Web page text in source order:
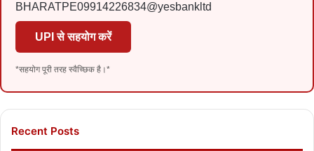
BHARATPE09914226834@yesbankltd
UPI से सहयोग करें
*सहयोग पूरी तरह स्वैच्छिक है।*
Recent Posts